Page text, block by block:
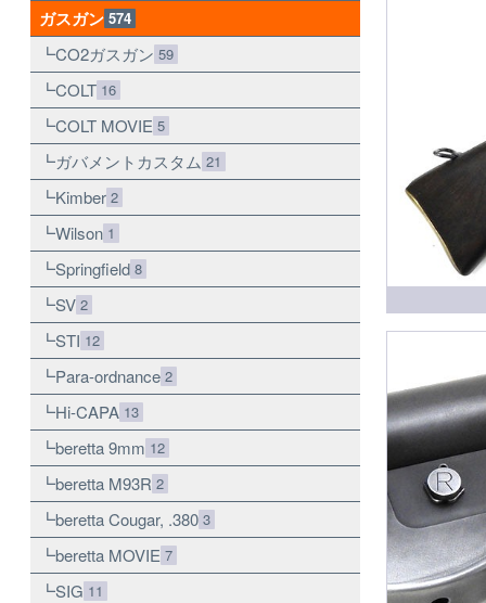
ガスガン 574
CO2ガスガン 59
COLT 16
COLT MOVIE 5
ガバメントカスタム 21
Kimber 2
Wilson 1
Springfield 8
SV 2
STI 12
Para-ordnance 2
Hi-CAPA 13
beretta 9mm 12
beretta M93R 2
beretta Cougar, .380 3
beretta MOVIE 7
SIG 11